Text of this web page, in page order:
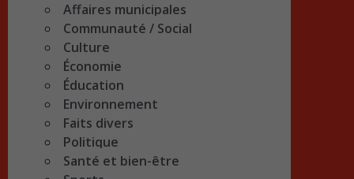
Affaires municipales
Communauté / Social
Culture
Économie
Éducation
Environnement
Faits divers
Politique
Santé et bien-être